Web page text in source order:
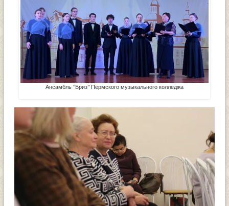
Ансамбль "Бриз" Пермского музыкального колледжа